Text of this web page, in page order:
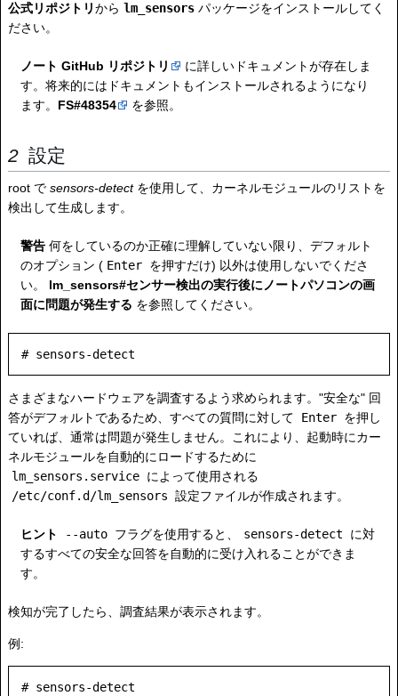
公式リポジトリから lm_sensors パッケージをインストールしてく
ださい。
ノート GitHub リポジトリ
に詳しいドキュメントが存在しま
す。将来的にはドキュメントもインストールされるようになり
ます。 FS#48354 を参照。
設定
root で sensors-detectを使用して、カーネルモジュールのリストを
検出して生成します。
警告 何をしているのか正確に理解していない限り、デフォルト
のオプション ( Enter を押すだけ) 以外は使用しないでくださ
い。 lm_sensors#センサー検出の実行後にノートパソコンの画
面に問題が発生する を参照してください。
さまざまなハードウェアを調査するよう求められます。"安全な" 回
答がデフォルトであるため、すべての質問に対して
Enter を押し
ていれば、通常は問題が発生しません。これにより、起動時にカー
ネルモジュールを自動的にロードするために
lm_sensors.service によって使用される
/etc/conf.d/lm_sensors 設定ファイルが作成されます。
ヒント --auto フラグを使用すると、 sensors-detect
に対
するすべての安全な回答を自動的に受け入れることができま
す。
検知が完了したら、調査結果が表示されます。
例:
# sensors-detect